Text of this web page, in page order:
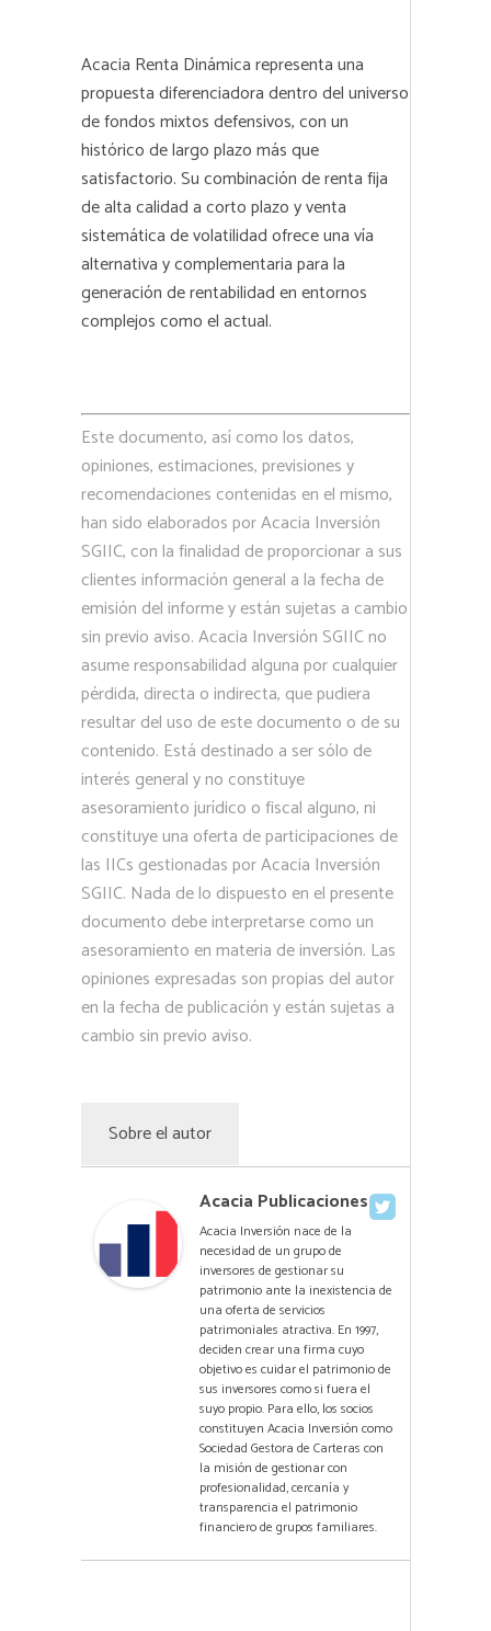
Acacia Renta Dinámica representa una
propuesta diferenciadora dentro del universo
de fondos mixtos defensivos, con un
histórico de largo plazo más que
satisfactorio. Su combinación de renta fija
de alta calidad a corto plazo y venta
sistemática de volatilidad ofrece una vía
alternativa y complementaria para la
generación de rentabilidad en entornos
complejos como el actual.
Este documento, así como los datos,
opiniones, estimaciones, previsiones y
recomendaciones contenidas en el mismo,
han sido elaborados por Acacia Inversión
SGIIC, con la finalidad de proporcionar a sus
clientes información general a la fecha de
emisión del informe y están sujetas a cambio
sin previo aviso. Acacia Inversión SGIIC no
asume responsabilidad alguna por cualquier
pérdida, directa o indirecta, que pudiera
resultar del uso de este documento o de su
contenido. Está destinado a ser sólo de
interés general y no constituye
asesoramiento jurídico o fiscal alguno, ni
constituye una oferta de participaciones de
las IICs gestionadas por Acacia Inversión
SGIIC. Nada de lo dispuesto en el presente
documento debe interpretarse como un
asesoramiento en materia de inversión. Las
opiniones expresadas son propias del autor
en la fecha de publicación y están sujetas a
cambio sin previo aviso.
Sobre el autor
Acacia Publicaciones
Acacia Inversión nace de la
necesidad de un grupo de
inversores de gestionar su
patrimonio ante la inexistencia de
una oferta de servicios
patrimoniales atractiva. En 1997,
deciden crear una firma cuyo
objetivo es cuidar el patrimonio de
sus inversores como si fuera el
suyo propio. Para ello, los socios
constituyen Acacia Inversión como
Sociedad Gestora de Carteras con
la misión de gestionar con
profesionalidad, cercanía y
transparencia el patrimonio
financiero de grupos familiares.